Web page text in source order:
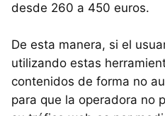
desde 260 a 450 euros.
De esta manera, si el
utilizando estas
contenidos de forma no
para que la operadora no